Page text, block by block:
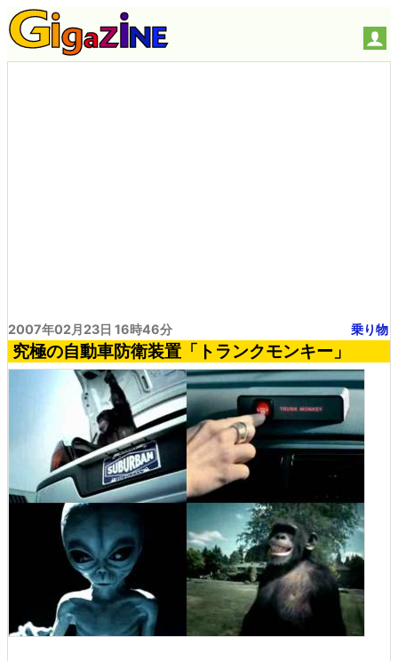
2007年02月23日 16時46分 乗り物
究極の自動車防衛装置「トランクモンキー」